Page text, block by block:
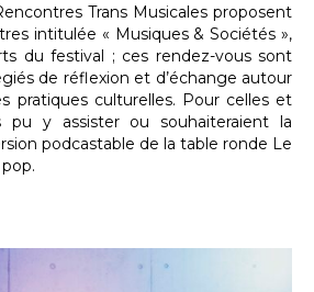
Trans Musicales proposent
intitulée « Musiques & Sociétés »,
du festival ; ces rendez-vous sont
de réflexion et d’échange autour
pratiques culturelles. Pour celles et
pu y assister ou souhaiteraient la
podcastable de la table ronde Le